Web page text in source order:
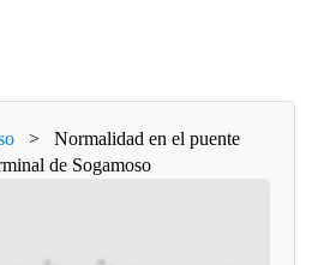
>
Normalidad en el puente
de Sogamoso